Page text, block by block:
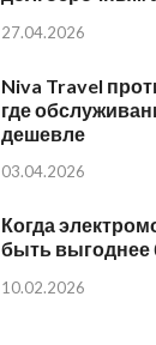
27.04.2026
Niva Travel
где
дешевле
03.04.2026
Когда
быть выгоднее
10.02.2026